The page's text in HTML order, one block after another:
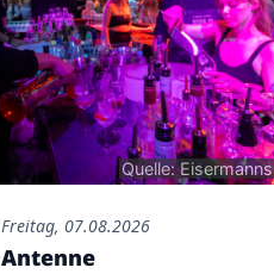
Quelle: Eisermanns
Freitag, 07.08.2026
Antenne